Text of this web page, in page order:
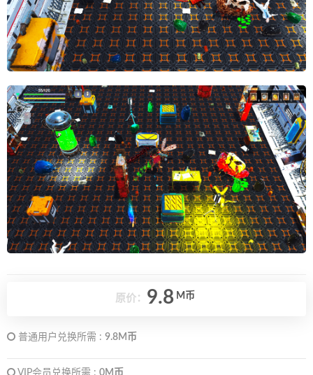
原价： 9.8 M币
普通用户兑换所需 : 9.8M币